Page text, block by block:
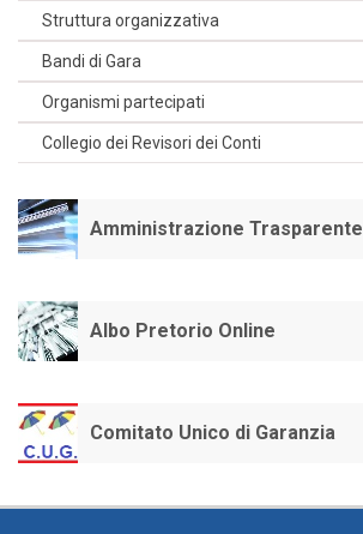
Struttura organizzativa
Bandi di Gara
Organismi partecipati
Collegio dei Revisori dei Conti
Amministrazione Trasparente
Albo Pretorio Online
Comitato Unico di Garanzia